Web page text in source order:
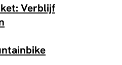
Verblijf